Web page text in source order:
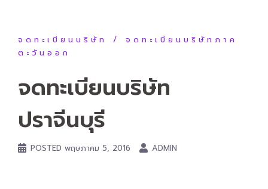
จดทะเบียนบริษัท
จดทะเบียนบริษัทภาค
ตะวันออก
จดทะเบียนบริษัท
ปราจีนบุรี
POSTED พฤษภาคม 5, 2016 ADMIN